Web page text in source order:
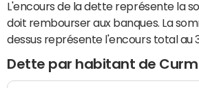
L'encours de la dette représente la
doit rembourser aux banques. La
dessus représente l'encours total au
Dette par habitant de